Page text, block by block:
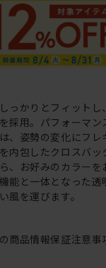
っかりとフィット
採用。パフォーマン
、姿勢の変化にフ
内包したクロスバ
、お好みのカラーを
能と一体となった
風を運びます。
商品情報保証注意事